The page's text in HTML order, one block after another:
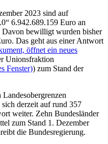
2023 sind auf
6.942.689.159 Euro an
Davon bewilligt wurden bisher
Das geht aus einer Antwort
öffnet ein neues
Unionsfraktion
Fenster)) zum Stand der
derzeit auf rund 357
weiter. Zehn Bundesländer
zum Stand 1. Dezember
die Bundesregierung.